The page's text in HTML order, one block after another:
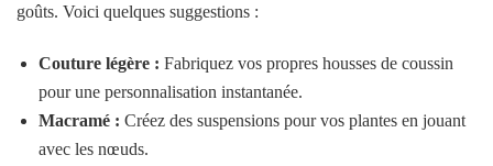
goûts. Voici quelques suggestions :
Couture légère : Fabriquez vos propres housses de coussin
pour une personnalisation instantanée.
Macramé : Créez des suspensions pour vos plantes en jouant
avec les nœuds.